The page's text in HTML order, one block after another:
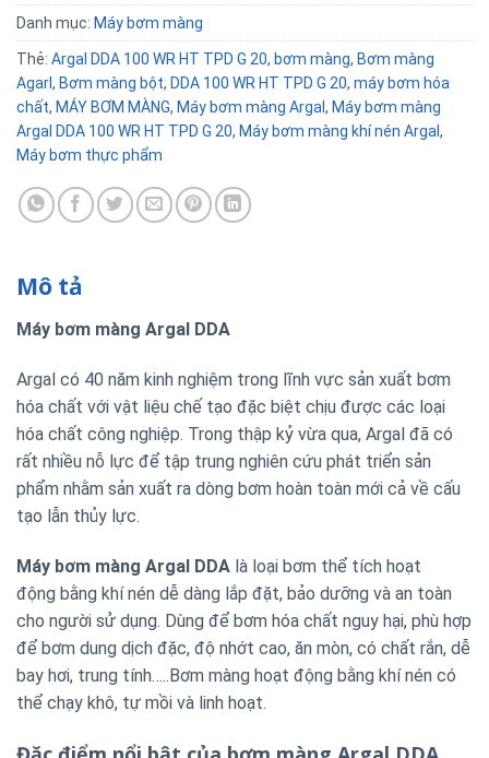
Danh mục: Máy bơm màng
Thẻ: Argal DDA 100 WR HT TPD G 20, bơm màng, Bơm màng
Agarl, Bơm màng bột, DDA 100 WR HT TPD G 20, máy bơm hóa
chất, MÁY BƠM MÀNG, Máy bơm màng Argal , Máy bơm màng
Argal DDA 100 WR HT TPD G 20, Máy bơm màng khí nén Argal ,
Máy bơm thực phẩm
Mô tả
Máy bơm màng Argal DDA
Argal có 40 năm kinh nghiệm trong lĩnh vực sản xuất bơm
hóa chất với vật liệu chế tạo đặc biệt chịu được các loại
hóa chất công nghiệp. Trong thập kỷ vừa qua, Argal đã có
rất nhiều nỗ lực để tập trung nghiên cứu phát triển sản
phẩm nhằm sản xuất ra dòng bơm hoàn toàn mới cả về cấu
tạo lẫn thủy lực.
Máy bơm màng Argal DDA là loại bơm thể tích hoạt
động bằng khí nén dễ dàng lắp đặt, bảo dưỡng và an toàn
cho người sử dụng. Dùng để bơm hóa chất nguy hại, phù hợp
để bơm dung dịch đặc, độ nhớt cao, ăn mòn, có chất rắn, dễ
bay hơi, trung tính…..Bơm màng hoạt động bằng khí nén có
thể chạy khô, tự mồi và linh hoạt.